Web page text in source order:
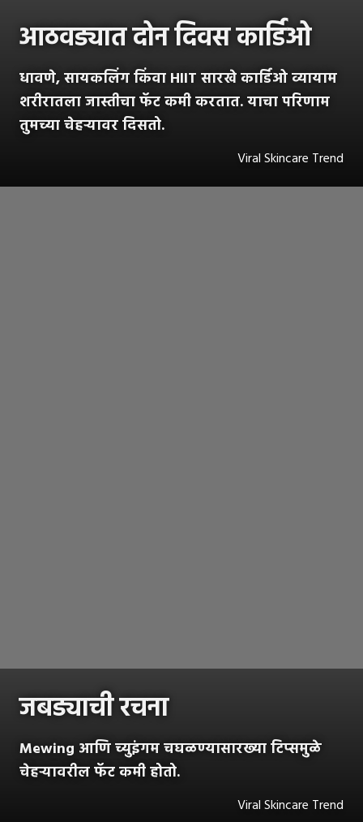
आठवड्यात दोन दिवस कार्डिओ
धावणे, सायकलिंग किंवा HIIT सारखे कार्डिओ व्यायाम
शरीरातला जास्तीचा फॅट कमी करतात. याचा परिणाम
तुमच्या चेहऱ्यावर दिसतो.
Viral Skincare Trend
जबड्याची रचना
Mewing आणि च्युइंगम चघळण्यासारख्या टिप्समुळे
चेहऱ्यावरील फॅट कमी होतो.
Viral Skincare Trend